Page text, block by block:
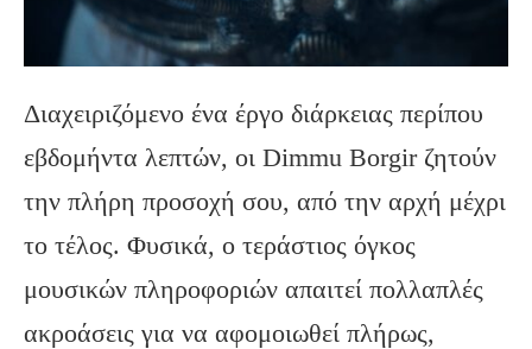
Διαχειριζόμενο ένα έργο διάρκειας περίπου
εβδομήντα λεπτών, οι Dimmu Borgir ζητούν
την πλήρη προσοχή σου, από την αρχή μέχρι
το τέλος. Φυσικά, ο τεράστιος όγκος
μουσικών πληροφοριών απαιτεί πολλαπλές
ακροάσεις για να αφομοιωθεί πλήρως,